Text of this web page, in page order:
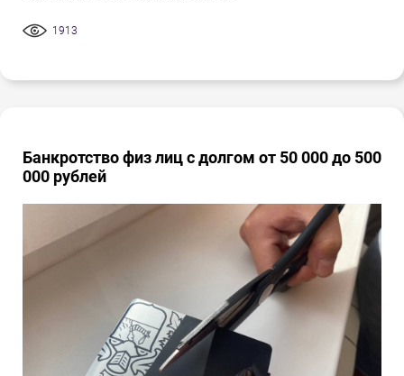
1913
Банкротство физ лиц с долгом от 50 000 до 500
000 рублей